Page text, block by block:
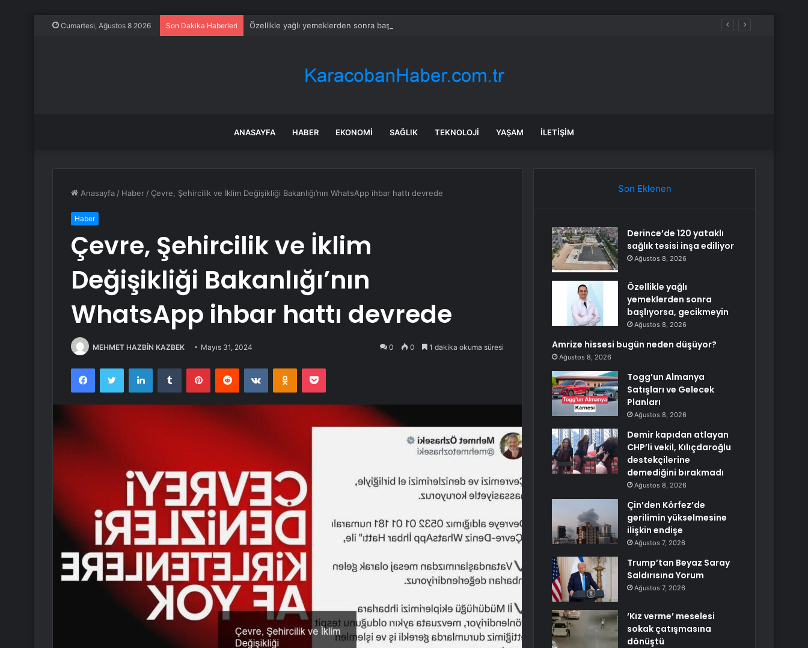
Cumartesi, Ağustos 8 2026 Son Dakika Haberleri Özellikle yağlı yemeklerden sonra başlıyorsa, gecikmeyin
ANASAYFA HABER EKONOMI SAĞLIK TEKNOLOJI YAŞAM İLETIŞIM
Anasayfa / Haber / Çevre, Şehircilik ve İklim Değişikliği Bakanlığı’nın WhatsApp ihbar hattı devrede
Haber
Çevre, Şehircilik ve İklim
Değişikliği Bakanlığı’nın
WhatsApp ihbar hattı devrede
MEHMET HAZBİN KAZBEK Mayıs 31, 2024 0 0 1 dakika okuma süresi
FacebookTwitter LinkedInTumblr PinterestReddit VKontakteOdnoklassniki
Pocket
Son Eklenen
Derince’de 120 yataklı
sağlık tesisi inşa ediliyor
Ağustos 8, 2026
Özellikle yağlı
yemeklerden sonra
başlıyorsa, gecikmeyin
Ağustos 8, 2026
Amrize hissesi bugün neden düşüyor?
Ağustos 8, 2026
Togg’un Almanya
Satışları ve Gelecek
Planları
Ağustos 8, 2026
Demir kapıdan atlayan
CHP’li vekil, Kılıçdaroğlu
destekçilerine
demediğini bırakmadı
Ağustos 8, 2026
Çin’den Körfez’de
gerilimin yükselmesine
ilişkin endişe
Ağustos 7, 2026
Trump’tan Beyaz Saray
Saldırısına Yorum
Ağustos 7, 2026
‘Kız verme’ meselesi
sokak çatışmasına
dönüştü